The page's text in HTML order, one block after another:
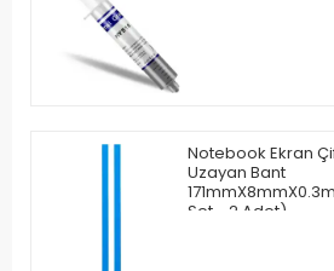
Notebook Ekran
Uzayan Bant
Set - 2 Adet)